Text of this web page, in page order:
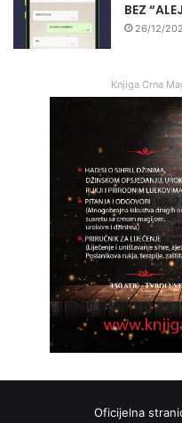
BEZ
26/12/
Knjiga Crna
Oficijelna